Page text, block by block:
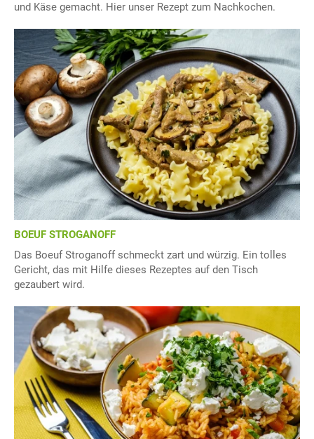
und Käse gemacht. Hier unser Rezept zum Nachkochen.
BOEUF STROGANOFF
Das Boeuf Stroganoff schmeckt zart und würzig. Ein tolles
Gericht, das mit Hilfe dieses Rezeptes auf den Tisch
gezaubert wird.